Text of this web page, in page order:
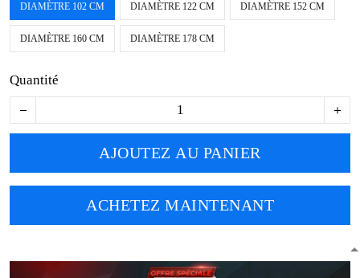
DIAMÈTRE 102 CM DIAMÈTRE 122 CM DIAMÈTRE 152 CM
DIAMÈTRE 160 CM DIAMÈTRE 178 CM
Quantité
AJOUTEZ AU PANIER
ACHETEZ MAINTENANT